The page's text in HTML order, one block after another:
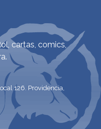
cartas, comics,
126. Providencia,